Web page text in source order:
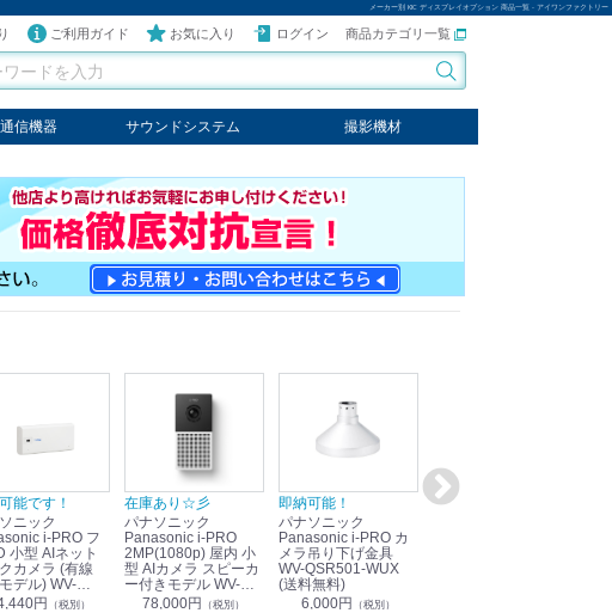
メーカー別 KIC ディスプレイオプション 商品一覧 - アイワンファクトリー
ご利用ガイド お気に入り ログイン 商品カテゴリ一覧
信機器 サウンドシステム 撮影機材
能です！
ニック
i-PRO フ
小型 AIネット
カメラ (有線
デル) WV-
(送料無料)
円 （税別）
在庫あり☆彡
パナソニック
Panasonic i-PRO
2MP(1080p) 屋内 小
型 AIカメラ スピーカ
ー付きモデル WV-
S71301-F2L (送料無
78,000円 （税別）
即納可能！
パナソニック
Panasonic i-PRO カ
メラ吊り下げ金具
WV-QSR501-WUX
(送料無料)
6,000円 （税別）